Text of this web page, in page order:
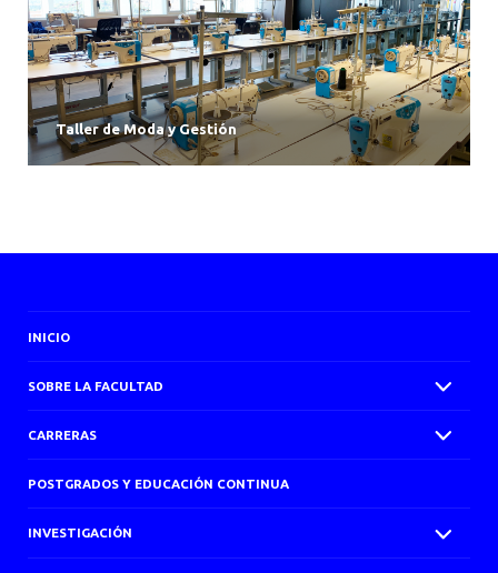
Taller de Moda y Gestión
INICIO
SOBRE LA FACULTAD
CARRERAS
POSTGRADOS Y EDUCACIÓN CONTINUA
INVESTIGACIÓN